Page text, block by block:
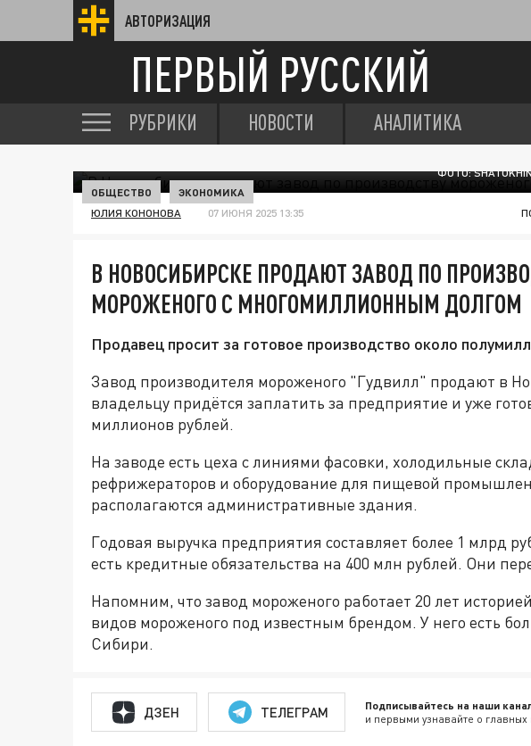
АВТОРИЗАЦИЯ
ПЕРВЫЙ РУССКИЙ
РУБРИКИ НОВОСТИ АНАЛИТИКА
ФОТО:
ОБЩЕСТВО ЭКОНОМИКА
ЮЛИЯ КОНОНОВА 07 ИЮНЯ 2025 13:35
В НОВОСИБИРСКЕ ПРОДАЮТ ЗАВОД ПО
МОРОЖЕНОГО С МНОГОМИЛЛИОННЫМ ДОЛГОМ
Продавец просит за готовое производство около
Завод производителя мороженого "Гудвилл" продают в
владельцу придётся заплатить за предприятие и уже
миллионов рублей.
На заводе есть цеха с линиями фасовки, холодильные
рефрижераторов и оборудование для пищевой
располагаются административные здания.
Годовая выручка предприятия составляет более 1 млрд
есть кредитные обязательства на 400 млн рублей. Они
Напомним, что завод мороженого работает 20 лет
видов мороженого под известным брендом. У него есть
Сибири.
ДЗЕН ТЕЛЕГРАМ Подписывайтесь на наши
и первыми узнавайте о